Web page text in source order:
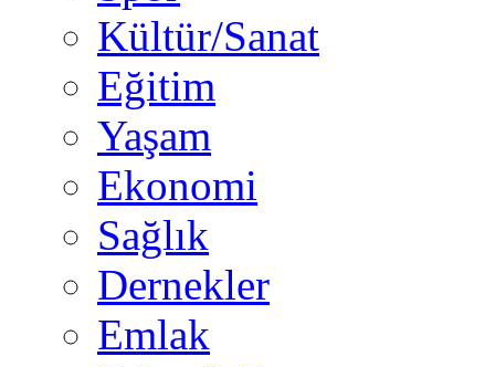
Kültür/Sanat
Eğitim
Yaşam
Ekonomi
Sağlık
Dernekler
Emlak